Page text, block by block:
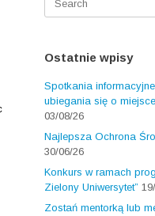
Ostatnie wpisy
Spotkania
ubiegania się o
03/08/26
Najlepsza Ochrona
30/06/26
Konkurs w ramach
Zielony Uniwersytet”
Zostań mentorką lub